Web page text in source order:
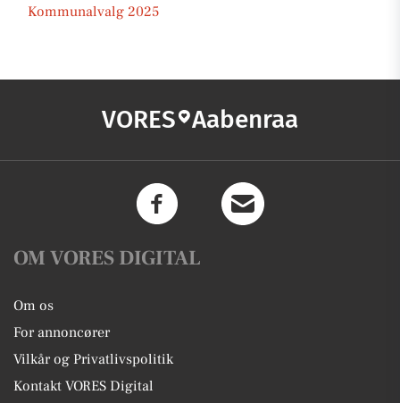
Kommunalvalg 2025
VORES Aabenraa
OM VORES DIGITAL
Om os
For annoncører
Vilkår og Privatlivspolitik
Kontakt VORES Digital